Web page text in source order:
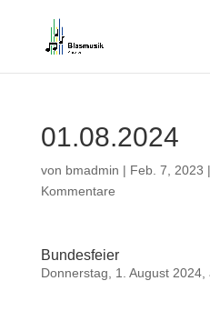
01.08.2024
von bmadmin | Feb. 7, 2023 |
Kommentare
Bundesfeier
Donnerstag, 1. August